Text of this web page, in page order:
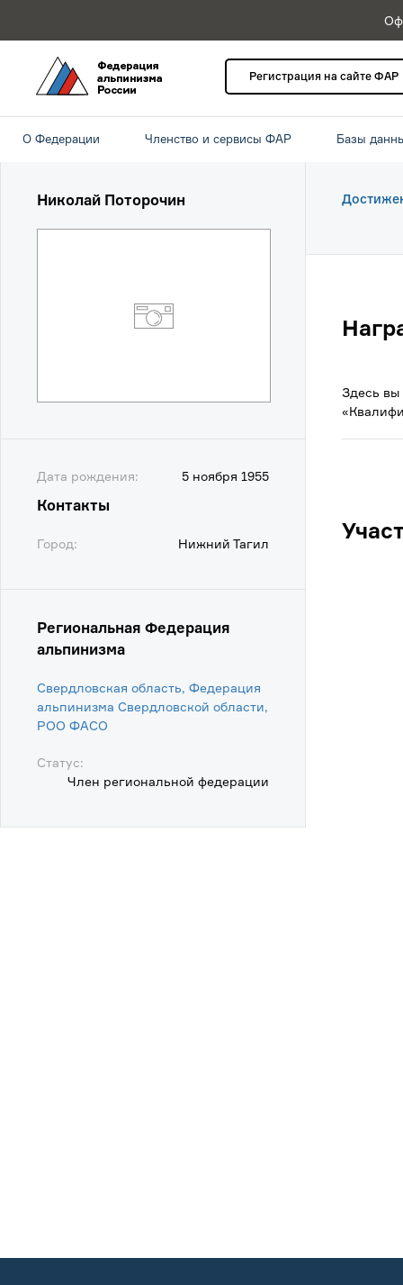
Регистрация на сайте ФАР
О Федерации Членство и сервисы ФАР Базы
Николай Поторочин
Дата рождения: 5 ноября 1955
Контакты
Город: Нижний Тагил
Региональная Федерация
альпинизма
Свердловская область, Федерация
альпинизма Свердловской области,
POO ФАСО
Статус:
Член региональной федерации
Здесь вы